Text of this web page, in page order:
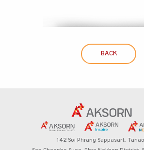
BACK
142 Soi Phrang Sappasart,